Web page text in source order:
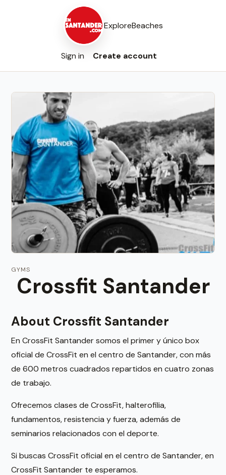
ExploreBeaches
Sign in Create account
GYMS
Crossfit Santander
About Crossfit Santander
En CrossFit Santander somos el primer y único box
oficial de CrossFit en el centro de Santander, con más
de 600 metros cuadrados repartidos en cuatro zonas
de trabajo.
Ofrecemos clases de CrossFit, halterofilia,
fundamentos, resistencia y fuerza, además de
seminarios relacionados con el deporte.
Si buscas CrossFit oficial en el centro de Santander, en
CrossFit Santander te esperamos.